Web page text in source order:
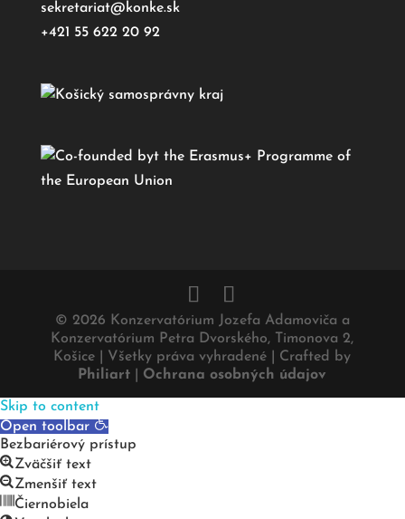
sekretariat@konke.sk
+421 55 622 20 92
© 2026 Konzervatórium Jozefa Adamoviča a
Konzervatórium Petra Dvorského, Timonova 2,
Košice | Všetky práva vyhradené | Crafted by
Philiart
Ochrana osobných údajov
Skip to content
Open toolbar
Bezbariérový prístup
Zväčšiť text
Zmenšiť text
Čiernobiela